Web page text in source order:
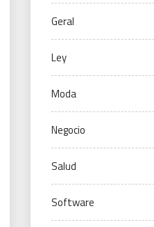
Geral
Ley
Moda
Negocio
Salud
Software